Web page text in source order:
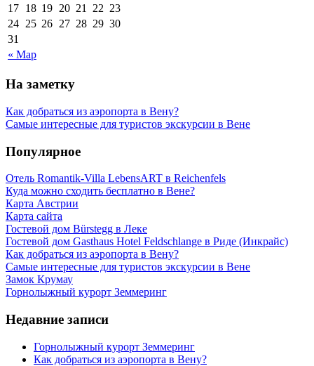
« Мар
17 18 19 20 21 22 23
24 25 26 27 28 29 30
31
На заметку
Как добраться из аэропорта в Вену?
Самые интересные для туристов экскурсии в Вене
Популярное
Отель Romantik-Villa LebensART в Reichenfels
Куда можно сходить бесплатно в Вене?
Карта Австрии
Карта сайта
Гостевой дом Bürstegg в Леке
Гостевой дом Gasthaus Hotel Feldschlange в Риде (Инкрайс)
Как добраться из аэропорта в Вену?
Самые интересные для туристов экскурсии в Вене
Замок Крумау
Горнолыжный курорт Земмеринг
Недавние записи
Горнолыжный курорт Земмеринг
Как добраться из аэропорта в Вену?